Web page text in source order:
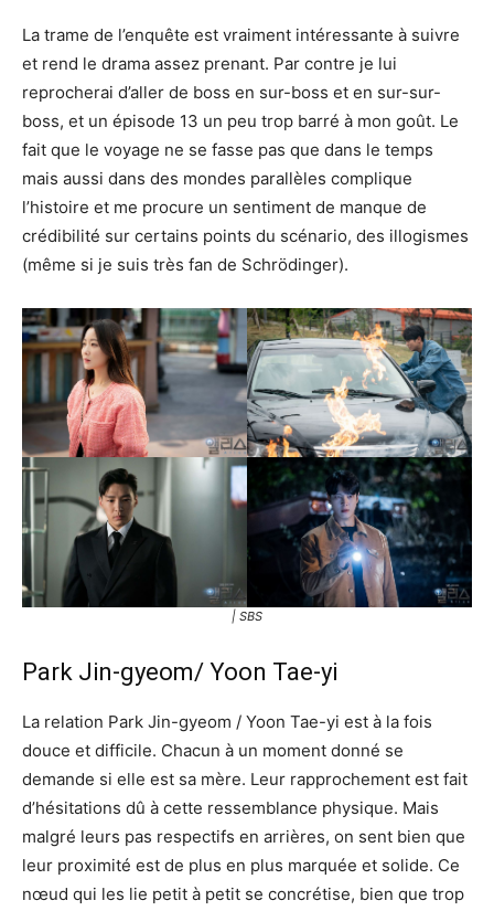
La trame de l’enquête est vraiment intéressante à suivre
et rend le drama assez prenant. Par contre je lui
reprocherai d’aller de boss en sur-boss et en sur-sur-
boss, et un épisode 13 un peu trop barré à mon goût. Le
fait que le voyage ne se fasse pas que dans le temps
mais aussi dans des mondes parallèles complique
l’histoire et me procure un sentiment de manque de
crédibilité sur certains points du scénario, des illogismes
(même si je suis très fan de Schrödinger).
| SBS
Park Jin-gyeom/ Yoon Tae-yi
La relation Park Jin-gyeom / Yoon Tae-yi est à la fois
douce et difficile. Chacun à un moment donné se
demande si elle est sa mère. Leur rapprochement est fait
d’hésitations dû à cette ressemblance physique. Mais
malgré leurs pas respectifs en arrières, on sent bien que
leur proximité est de plus en plus marquée et solide. Ce
nœud qui les lie petit à petit se concrétise, bien que trop